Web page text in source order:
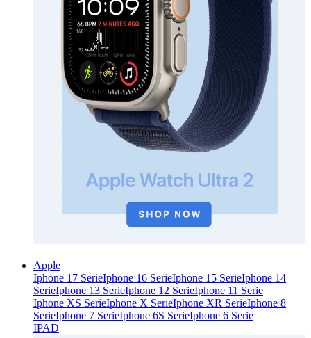
Apple
Iphone 17 SerieIphone 16 SerieIphone 15 SerieIphone 14
SerieIphone 13 SerieIphone 12 SerieIphone 11 Serie
Iphone XS SerieIphone X SerieIphone XR SerieIphone 8
SerieIphone 7 SerieIphone 6S SerieIphone 6 Serie
IPAD